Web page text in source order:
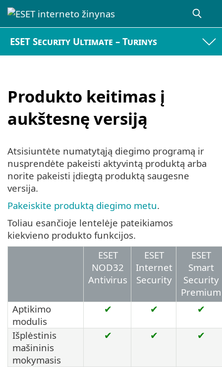
ESET Security Ultimate – Turinys
Produkto keitimas į
aukštesnę versiją
Atsisiuntėte numatytąją diegimo programą ir
nusprendėte pakeisti aktyvintą produktą arba
norite pakeisti įdiegtą produktą saugesne
versija.
Pakeiskite produktą diegimo metu.
Toliau esančioje lentelėje pateikiamos
kiekvieno produkto funkcijos.
ESET
NOD32
Antivirus
ESET
Internet
Security
ESET
Smart
Security
Premium
Aptikimo
modulis
✔ ✔ ✔
Išplėstinis
mašininis
mokymasis
✔ ✔ ✔